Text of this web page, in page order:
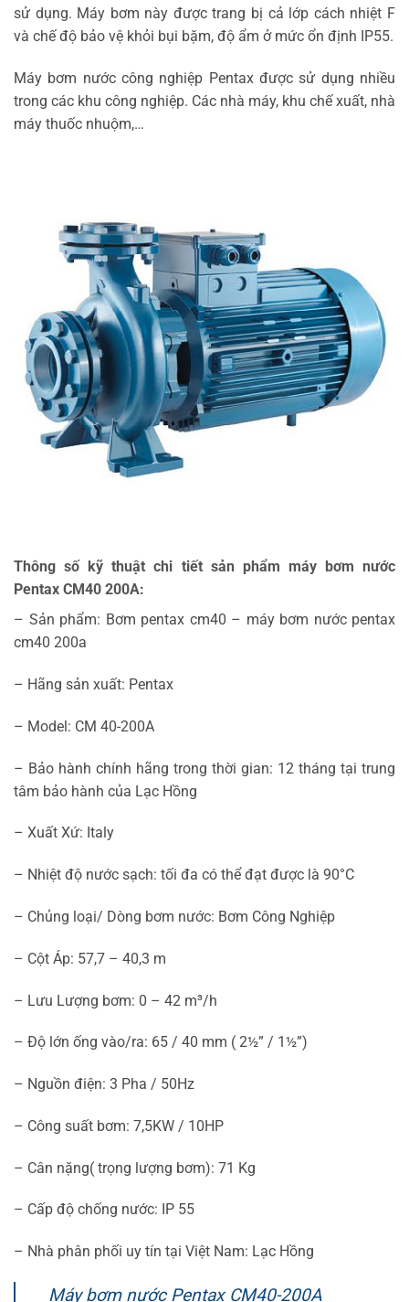
sử dụng. Máy bơm này được trang bị cả lớp cách nhiệt F
và chế độ bảo vệ khỏi bụi bặm, độ ẩm ở mức ổn định IP55.
Máy bơm nước công nghiệp Pentax được sử dụng nhiều
trong các khu công nghiệp. Các nhà máy, khu chế xuất, nhà
máy thuốc nhuộm,…
Thông số kỹ thuật chi tiết sản phẩm máy bơm nước
Pentax CM40 200A:
– Sản phẩm: Bơm pentax cm40 – máy bơm nước pentax
cm40 200a
– Hãng sản xuất: Pentax
– Model: CM 40-200A
– Bảo hành chính hãng trong thời gian: 12 tháng tại trung
tâm bảo hành của Lạc Hồng
– Xuất Xứ: Italy
– Nhiệt độ nước sạch: tối đa có thể đạt được là 90°C
– Chủng loại/ Dòng bơm nước: Bơm Công Nghiệp
– Cột Áp: 57,7 – 40,3 m
– Lưu Lượng bơm: 0 – 42 m³/h
– Độ lớn ống vào/ra: 65 / 40 mm ( 2½” / 1½”)
– Nguồn điện: 3 Pha / 50Hz
– Công suất bơm: 7,5KW / 10HP
– Cân nặng( trọng lượng bơm): 71 Kg
– Cấp độ chống nước: IP 55
– Nhà phân phối uy tín tại Việt Nam: Lạc Hồng
Máy bơm nước Pentax CM40-200A